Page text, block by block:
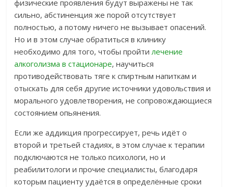
физические проявления будут выражены не так
сильно, абстиненция же порой отсутствует
полностью, а потому ничего не вызывает опасений.
Но и в этом случае обратиться в клинику
необходимо для того, чтобы пройтилечение
алкоголизма в стационаре, научиться
противодействовать тяге к спиртным напиткам и
отыскать для себя другие источники удовольствия и
морального удовлетворения, не сопровождающиеся
состоянием опьянения.
Если же аддикция прогрессирует, речь идёт о
второй и третьей стадиях, в этом случае к терапии
подключаются не только психологи, но и
реабилитологи и прочие специалисты, благодаря
которым пациенту удаётся в определённые сроки